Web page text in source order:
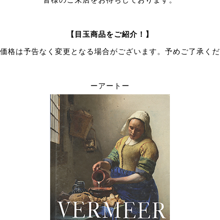
【目玉商品をご紹介！】
格は予告なく変更となる場合がございます。予めご了承く
ーアートー